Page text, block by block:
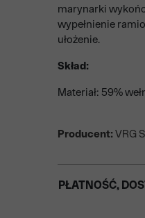
marynarki
wypełnienie
ułożenie.
Skład:
Materiał: 59%
Producent: VRG
PŁATNOŚĆ,